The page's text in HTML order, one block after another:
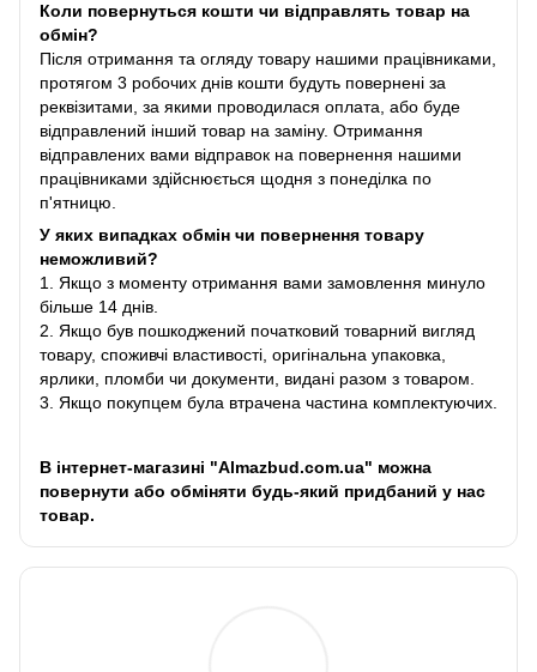
Коли повернуться кошти чи відправлять товар на
обмін?
Після отримання та огляду товару нашими працівниками,
протягом 3 робочих днів кошти будуть повернені за
реквізитами, за якими проводилася оплата, або буде
відправлений інший товар на заміну. Отримання
відправлених вами відправок на повернення нашими
працівниками здійснюється щодня з понеділка по
п'ятницю.
У яких випадках обмін чи повернення товару
неможливий?
1. Якщо з моменту отримання вами замовлення минуло
більше 14 днів.
2. Якщо був пошкоджений початковий товарний вигляд
товару, споживчі властивості, оригінальна упаковка,
ярлики, пломби чи документи, видані разом з товаром.
3. Якщо покупцем була втрачена частина комплектуючих.
В інтернет-магазині "Almazbud.com.ua" можна
повернути або обміняти будь-який придбаний у нас
товар.